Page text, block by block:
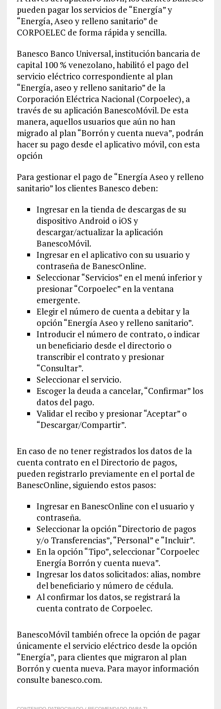
pueden pagar los servicios de “Energía” y
“Energía, Aseo y relleno sanitario” de
CORPOELEC de forma rápida y sencilla.
Banesco Banco Universal, institución bancaria de
capital 100 % venezolano, habilitó el pago del
servicio eléctrico correspondiente al plan
“Energía, aseo y relleno sanitario” de la
Corporación Eléctrica Nacional (Corpoelec), a
través de su aplicación BanescoMóvil. De esta
manera, aquellos usuarios que aún no han
migrado al plan “Borrón y cuenta nueva”, podrán
hacer su pago desde el aplicativo móvil, con esta
opción
Para gestionar el pago de “Energía Aseo y relleno
sanitario” los clientes Banesco deben:
Ingresar en la tienda de descargas de su
dispositivo Android o iOS y
descargar/actualizar la aplicación
BanescoMóvil.
Ingresar en el aplicativo con su usuario y
contraseña de BanescOnline.
Seleccionar “Servicios” en el menú inferior y
presionar “Corpoelec” en la ventana
emergente.
Elegir el número de cuenta a debitar yla
opción “Energía Aseo y relleno sanitario”.
Introducir el número de contrato, o indicar
un beneficiario desde el directorio o
transcribir el contrato y presionar
“Consultar”.
Seleccionar el servicio.
Escoger la deuda a cancelar, “Confirmar” los
datos del pago.
Validar el recibo y presionar “Aceptar” o
“Descargar/Compartir”.
En caso de no tener registrados los datos de la
cuenta contrato en el Directorio de pagos,
pueden registrarlo previamente en el portal de
BanescOnline, siguiendo estos pasos:
Ingresar en BanescOnline con el usuario y
contraseña.
Seleccionar la opción “Directorio de pagos
y/o Transferencias”, “Personal” e “Incluir”.
En la opción “Tipo”, seleccionar “Corpoelec
Energía Borrón y cuenta nueva”.
Ingresar los datos solicitados: alias, nombre
del beneficiario y número de cédula.
Al confirmar los datos, se registrará la
cuenta contrato de Corpoelec.
BanescoMóvil también ofrece la opción de pagar
únicamente el servicio eléctrico desde la opción
“Energía”, para clientes que migraron al plan
Borrón y cuenta nueva.Para mayor información
consulte banesco.com.